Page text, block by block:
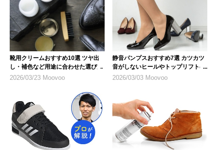
靴用クリームおすすめ10選 ツヤ出
し・補色など用途に合わせた選び方
2026/03/23 Moovoo
静音パンプスおすすめ7選 カツカツ
音がしないヒールやトップリフトの
特徴
2026/03/03 Moovoo